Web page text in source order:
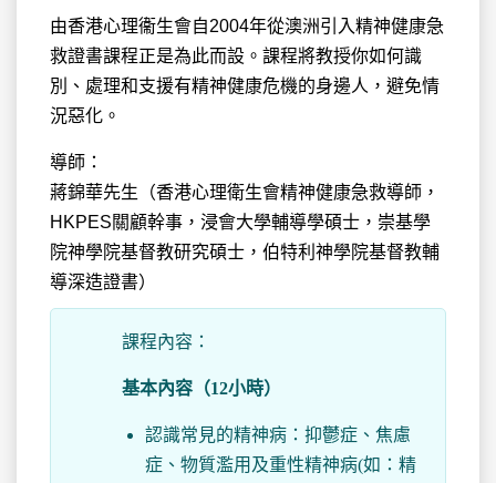
由香港心理衞生會自2004年從澳洲引入精神健康急
救證書課程正是為此而設。課程將教授你如何識
別、處理和支援有精神健康危機的身邊人，避免情
況惡化。
導師：
蔣錦華先生（香港心理衛生會精神健康急救導師，
HKPES關顧幹事，浸會大學輔導學碩士，崇基學
院神學院基督教研究碩士，伯特利神學院基督教輔
導深造證書）
課程內容：
基本內容（12小時）
認識常見的精神病：抑鬱症、焦慮
症、物質濫用及重性精神病(如：精